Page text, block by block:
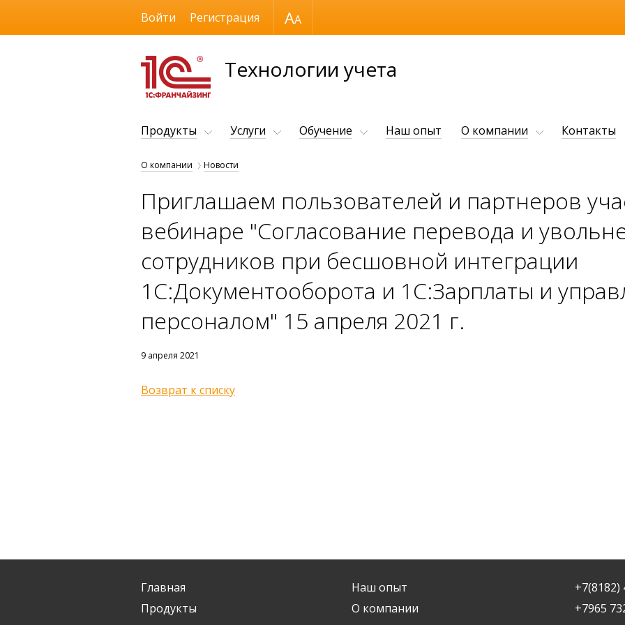
Размер шрифта
Технологии учета
Войти Регистрация
Продукты Услуги Обучение Наш опыт О компании Контакты
О компании Новости
Приглашаем пользователей и партнеров
вебинаре "Согласование перевода и
сотрудников при бесшовной интеграции
1С:Документооборота и 1С:Зарплаты и
персоналом" 15 апреля 2021 г.
9 апреля 2021
Возврат к списку
Главная
Продукты
Наш опыт
О компании
+7(8182)
+7965